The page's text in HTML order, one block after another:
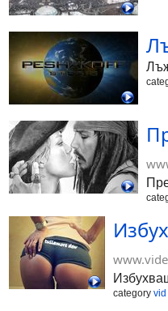
category vid